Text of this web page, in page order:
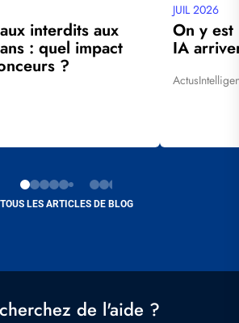
TOUS LES ARTICLES DE BLOG
interdits aux
: quel impact
?
Date
mise
à
jour
JUIL 2026
On y
IA
Tags
Actus
de l'aide ?